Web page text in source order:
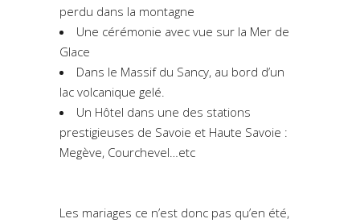
perdu dans la montagne
Une cérémonie avec vue sur la Mer de
Glace
Dans le Massif du Sancy, au bord d’un
lac volcanique gelé.
Un Hôtel dans une des stations
prestigieuses de Savoie et Haute Savoie :
Megève, Courchevel…etc
Les mariages ce n’est donc pas qu’en été,